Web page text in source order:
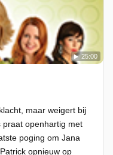
25:00
maar weigert bij
praat openhartig met
poging om Jana
opnieuw op